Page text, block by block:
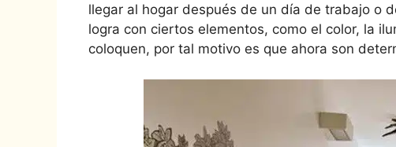
llegar al hogar después de un día de trabajo o
logra con ciertos elementos, como el color, la
coloquen, por tal motivo es que ahora son